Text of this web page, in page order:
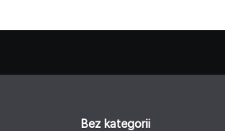
Bez kategorii